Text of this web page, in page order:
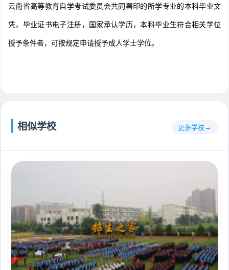
云南省高等教育自学考试委员会共同署印的所学专业的本科毕业文
凭，毕业证书电子注册，国家承认学历，本科毕业生符合相关学位
授予条件者，可按规定申请授予成人学士学位。
相似学校 更多学校